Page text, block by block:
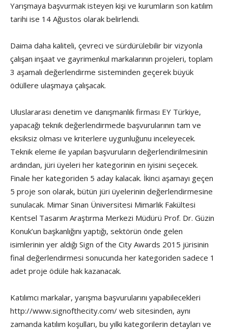
Yarışmaya başvurmak isteyen kişi ve kurumların son katılım
tarihi ise 14 Ağustos olarak belirlendi.
Daima daha kaliteli, çevreci ve sürdürülebilir bir vizyonla
çalışan inşaat ve gayrimenkul markalarının projeleri, toplam
3 aşamalı değerlendirme sisteminden geçerek büyük
ödüllere ulaşmaya çalışacak.
Uluslararası denetim ve danışmanlık firması EY Türkiye,
yapacağı teknik değerlendirmede başvurularının tam ve
eksiksiz olması ve kriterlere uygunluğunu inceleyecek.
Teknik eleme ile yapılan başvuruların değerlendirilmesinin
ardından, jüri üyeleri her kategorinin en iyisini seçecek.
Finale her kategoriden 5 aday kalacak. İkinci aşamayı geçen
5 proje son olarak, bütün jüri üyelerinin değerlendirmesine
sunulacak. Mimar Sinan Üniversitesi Mimarlık Fakültesi
Kentsel Tasarım Araştırma Merkezi Müdürü Prof. Dr. Güzin
Konuk’un başkanlığını yaptığı, sektörün önde gelen
isimlerinin yer aldığı Sign of the City Awards 2015 jürisinin
final değerlendirmesi sonucunda her kategoriden sadece 1
adet proje ödüle hak kazanacak.
Katılımcı markalar, yarışma başvurularını yapabilecekleri
http://www.signofthecity.com/ web sitesinden, aynı
zamanda katılım koşulları, bu yılki kategorilerin detayları ve